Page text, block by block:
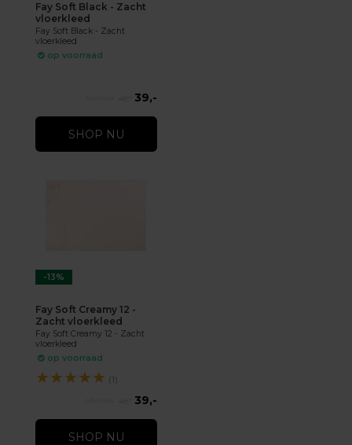
Fay Soft Black - Zacht
vloerkleed
Fay Soft Black - Zacht
vloerkleed
op voorraad
39,-
SHOP NU
-13%
Fay Soft Creamy 12 -
Zacht vloerkleed
Fay Soft Creamy 12 - Zacht
vloerkleed
op voorraad
★★★★★ (1)
39,-
SHOP NU